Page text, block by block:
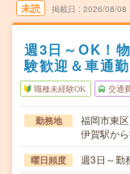
未読 掲載日 2026/08/08
週3日～OK！
験歓迎＆車通
職種未経験OK 交通
勤務地
福岡市東区
伊賀駅か
曜日頻度 週3日～